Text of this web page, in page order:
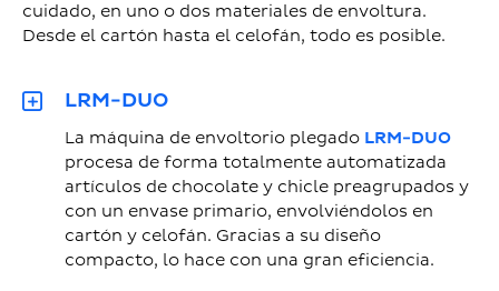
cuidado, en uno o dos materiales de envoltura.
Desde el cartón hasta el celofán, todo es posible.
LRM-DUO
La máquina de envoltorio plegado LRM-DUO
procesa de forma totalmente automatizada
artículos de chocolate y chicle preagrupados y
con un envase primario, envolviéndolos en
cartón y celofán. Gracias a su diseño
compacto, lo hace con una gran eficiencia.